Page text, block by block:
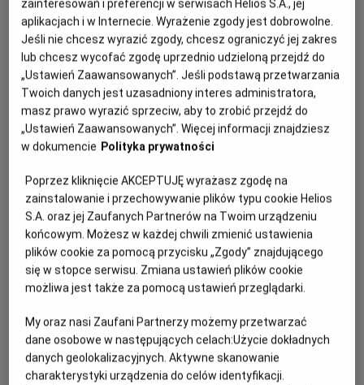
maraton z filmami SUPERMAN i SUPERGIRL!
W piątek26 czerwca, kina Helios zapraszają do świata
superbohaterów spod znaku DC! Na początek pierwszy,
wielkoekranowy, pełnometrażowy film fabularny DC Studios:
„SUPERMAN”! Po chwili przerwy, premierowo
„SUPERGIRL”! Milly Alcock gra w nim podwójną rolę
Supergirl i Kary Zor-El. Kiedy nieoczekiwany i bezwzględny
przeciwnik atakuje niebezpiecznie blisko domu, Kara Zor-El,
znana też jako Supergirl, niechętnie łączy siły z
zaskakującym towarzyszem w pełnej przygód,
międzygalaktycznej podróży w poszukiwaniu zemsty i
sprawiedliwości.
Start: 26.06.2026, godz. 20.00;Meta: 27.06.2026 r. około
godz. 0:15
Zagramy:
SUPERMAN
SUPERGIRL(PREMIEROWO!)
zainteresowań i preferencji w serwisach Helios S.A., jej
aplikacjach i w Internecie. Wyrażenie zgody jest dobrowolne.
Jeśli nie chcesz wyrazić zgody, chcesz ograniczyć jej zakres
lub chcesz wycofać zgodę uprzednio udzieloną przejdź do
„Ustawień Zaawansowanych”. Jeśli podstawą przetwarzania
Twoich danych jest uzasadniony interes administratora,
masz prawo wyrazić sprzeciw, aby to zrobić przejdź do
„Ustawień Zaawansowanych”. Więcej informacji znajdziesz
w dokumencie Polityka prywatności
Poprzez kliknięcie AKCEPTUJĘ wyrażasz zgodę na
zainstalowanie i przechowywanie plików typu cookie Helios
S.A. oraz jej Zaufanych Partnerów na Twoim urządzeniu
końcowym. Możesz w każdej chwili zmienić ustawienia
plików cookie za pomocą przycisku „Zgody” znajdującego
się w stopce serwisu. Zmiana ustawień plików cookie
możliwa jest także za pomocą ustawień przeglądarki.
My oraz nasi Zaufani Partnerzy możemy przetwarzać
dane osobowe w następujących celach:Użycie dokładnych
danych geolokalizacyjnych. Aktywne skanowanie
charakterystyki urządzenia do celów identyfikacji.